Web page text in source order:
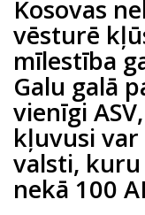
Kosovas
vēsturē
mīlestība
Galu galā
vienīgi
kļuvusi
valsti,
nekā 100